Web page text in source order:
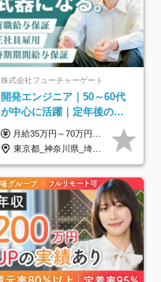
株式会社フューチャーゲート
開発エンジニア｜50～60代
が中心に活躍｜定年後の給
与減ナシ｜年収50万円アッ
プ実績／昇給率92％（直近3
年）
月給35万円～70万円（固定残業代30時間分63,869円～を含む）+賞与年1回 ※30時間を超える分は別途支給します ●これまでのご経験・スキル・前職給与をできる限り考慮します ●待機期間も給与を100％支給します ●試用期間中も給与や福利厚生は同じです ≪年収を維持しながら長く働けます！≫ 一般的な企業では55歳や60歳を機に年収が下がりますが、 当社は役職などではなく「スキルや経験」で評価。 エンジニアとして長く働きながら あなたにふさわしい年収を維持できます！
東京都_神奈川県_埼玉県_千葉県